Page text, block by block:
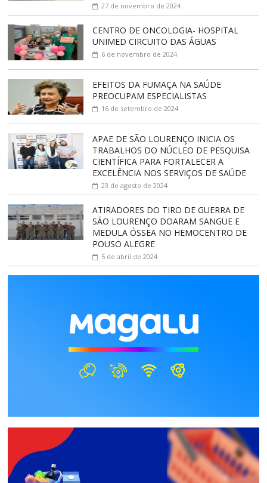
27 de novembro de 2024
CENTRO DE ONCOLOGIA- HOSPITAL
UNIMED CIRCUITO DAS ÁGUAS
6 de novembro de 2024
EFEITOS DA FUMAÇA NA SAÚDE
PREOCUPAM ESPECIALISTAS
16 de setembro de 2024
APAE DE SÃO LOURENÇO INICIA OS
TRABALHOS DO NÚCLEO DE PESQUISA
CIENTÍFICA PARA FORTALECER A
EXCELÊNCIA NOS SERVIÇOS DE SAÚDE
23 de agosto de 2024
ATIRADORES DO TIRO DE GUERRA DE
SÃO LOURENÇO DOARAM SANGUE E
MEDULA ÓSSEA NO HEMOCENTRO DE
POUSO ALEGRE
5 de abril de 2024